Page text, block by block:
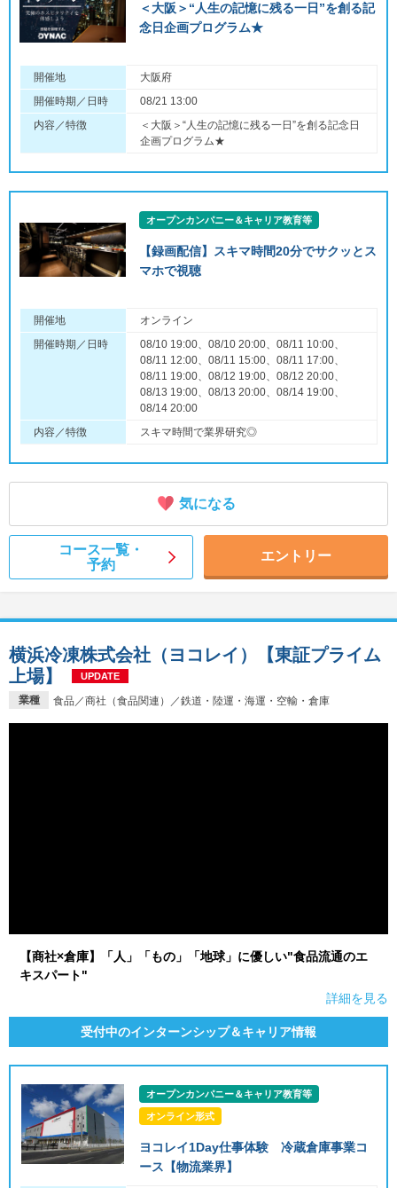
＜大阪＞“人生の記憶に残る一日”を創る記
念日企画プログラム★
開催地
大阪府
開催時期／日時
08/21 13:00
内容／特徴
＜大阪＞“人生の記憶に残る一日”を創る記念日
企画プログラム★
オープンカンパニー＆キャリア教育等
【録画配信】スキマ時間20分でサクッとス
マホで視聴
開催地
オンライン
開催時期／日時
08/10 19:00、08/10 20:00、08/11 10:00、
08/11 12:00、08/11 15:00、08/11 17:00、
08/11 19:00、08/12 19:00、08/12 20:00、
08/13 19:00、08/13 20:00、08/14 19:00、
08/14 20:00
内容／特徴
スキマ時間で業界研究◎
気になる
コース一覧・
予約
エントリー
業種 食品／商社（食品関連）／鉄道・陸運・海運・空輸・倉庫
横浜冷凍株式会社（ヨコレイ）【東証プライム
上場】
UPDATE
【商社×倉庫】「人」「もの」「地球」に優しい"食品流通のエ
キスパート"
詳細を見る
受付中のインターンシップ＆キャリア情報
オープンカンパニー＆キャリア教育等
オンライン形式
ヨコレイ1Day仕事体験 冷蔵倉庫事業コ
ース【物流業界】